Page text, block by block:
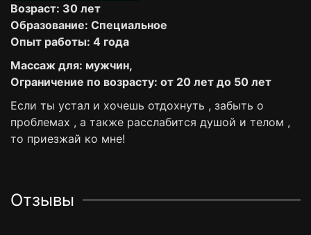
Возраст: 30 лет
Образование: Специальное
Опыт работы: 4 года
Массаж для: мужчин,
Ограничение по возрасту: от 20 лет до 50 лет
Если ты устал и хочешь отдохнуть , забыть о
проблемах , а также расслабится душой и телом ,
то приезжай ко мне!
Отзывы